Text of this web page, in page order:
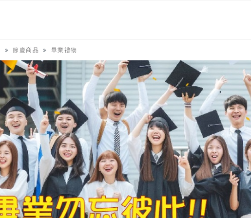
節慶商品 畢業禮物